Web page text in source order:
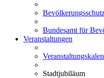
Bundesamt für
Veranstaltungen
Stadtjubiläum